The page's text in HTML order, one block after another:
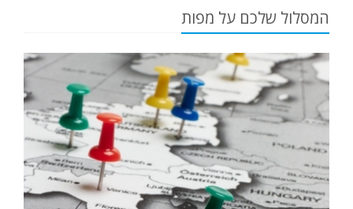
המסלול שלכם על מפות